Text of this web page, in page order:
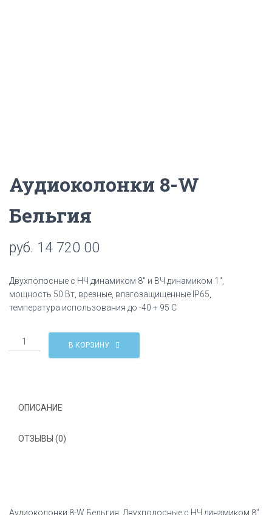
Аудиоколонки 8-W
Бельгия
руб. 14 720 00
Двухполосные с НЧ динамиком 8″ и ВЧ динамиком 1″,
мощность 50 Вт, врезные, влагозащищенные IP65,
температура использования до -40 + 95 C
Количество
Аудиоколонки
В КОРЗИНУ
ОПИСАНИЕ
ОТЗЫВЫ (0)
Аудиоколонки 8-W Бельгия. Двухполосные с НЧ динамиком 8″